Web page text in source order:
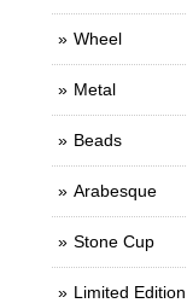
Wheel
Metal
Beads
Arabesque
Stone Cup
Limited Edition